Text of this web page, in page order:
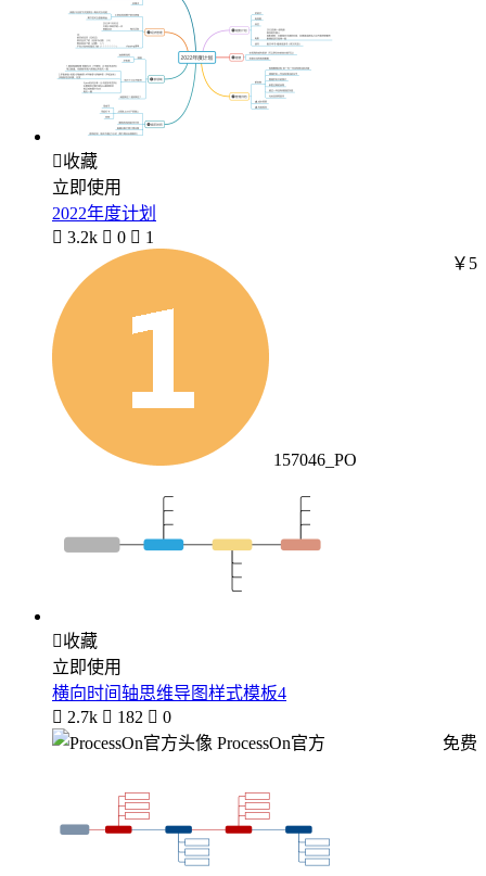
收藏
立即使用
2022年度计划
 3.2k  0  1
157046_PO
￥5
收藏
立即使用
横向时间轴思维导图样式模板4
 2.7k  182  0
ProcessOn官方
免费